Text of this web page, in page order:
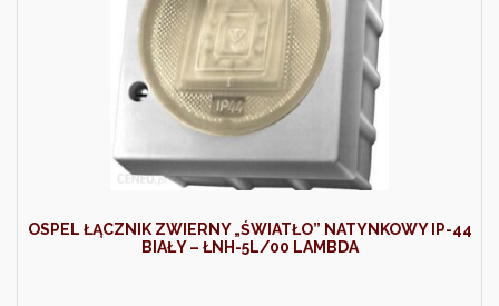
OSPEL ŁĄCZNIK ZWIERNY „ŚWIATŁO” NATYNKOWY IP-44
BIAŁY – ŁNH-5L/00 LAMBDA